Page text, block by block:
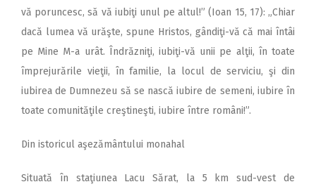
vă poruncesc, să vă iubiţi unul pe altul!” (Ioan 15, 17): „Chiar
dacă lumea vă urăşte, spune Hristos, gândiţi-vă că mai întâi
pe Mine M-a urât. Îndrăzniţi, iubiţi-vă unii pe alţii, în toate
împrejurările vieţii, în familie, la locul de serviciu, şi din
iubirea de Dumnezeu să se nască iubire de semeni, iubire în
toate comunităţile creştineşti, iubire între români!”.
Din istoricul aşezământului monahal
Situată în staţiunea Lacu Sărat, la 5 km sud-vest de